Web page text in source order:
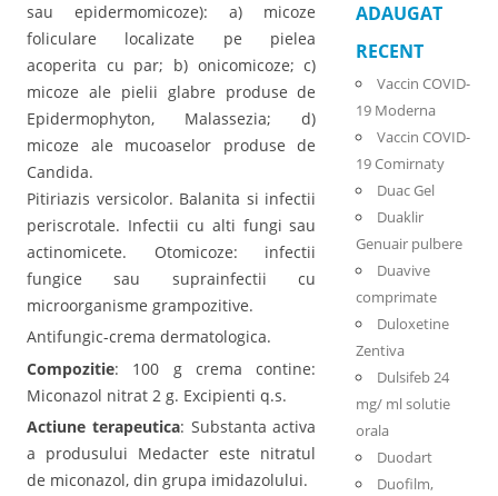
sau epidermomicoze): a) micoze
foliculare localizate pe pielea
acoperita cu par; b) onicomicoze; c)
micoze ale pielii glabre produse de
Epidermophyton, Malassezia; d)
micoze ale mucoaselor produse de
Candida.
Pitiriazis versicolor. Balanita si infectii
periscrotale. Infectii cu alti fungi sau
actinomicete. Otomicoze: infectii
fungice sau suprainfectii cu
microorganisme grampozitive.
Antifungic-crema dermatologica.
Compozitie: 100 g crema contine:
Miconazol nitrat 2 g. Excipienti q.s.
Actiune terapeutica: Substanta activa
a produsului Medacter este nitratul
de miconazol, din grupa imidazolului.
ADAUGAT
RECENT
Vaccin COVID-
19 Moderna
Vaccin COVID-
19 Comirnaty
Duac Gel
Duaklir
Genuair pulbere
Duavive
comprimate
Duloxetine
Zentiva
Dulsifeb 24
mg/ ml solutie
orala
Duodart
Duofilm,